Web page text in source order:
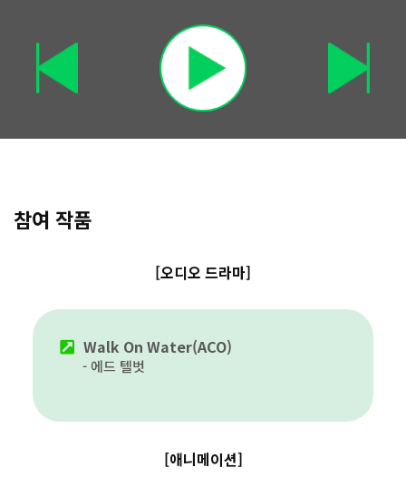
참여 작품
[오디오 드라마]
Walk On Water(ACO)
에드 텔벗
[애니메이션]